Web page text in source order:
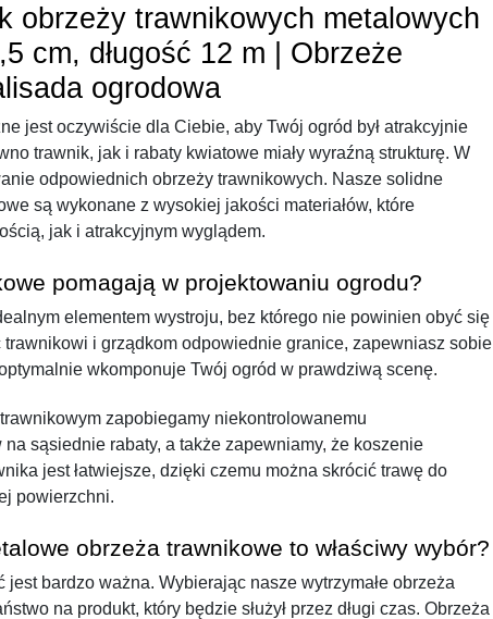
obrzeży trawnikowych metalowych
cm, długość 12 m | Obrzeże
ogrodowa
jest oczywiście dla Ciebie, aby Twój ogród był atrakcyjnie
trawnik, jak i rabaty kwiatowe miały wyraźną strukturę. W
odpowiednich obrzeży trawnikowych. Nasze solidne
są wykonane z wysokiej jakości materiałów, które
jak i atrakcyjnym wyglądem.
pomagają w projektowaniu ogrodu?
elementem wystroju, bez którego nie powinien obyć się
i grządkom odpowiednie granice, zapewniasz sobie
wkomponuje Twój ogród w prawdziwą scenę.
zapobiegamy niekontrolowanemu
sąsiednie rabaty, a także zapewniamy, że koszenie
jest łatwiejsze, dzięki czemu można skrócić trawę do
powierzchni.
obrzeża trawnikowe to właściwy wybór?
bardzo ważna. Wybierając nasze wytrzymałe obrzeża
na produkt, który będzie służył przez długi czas. Obrzeża